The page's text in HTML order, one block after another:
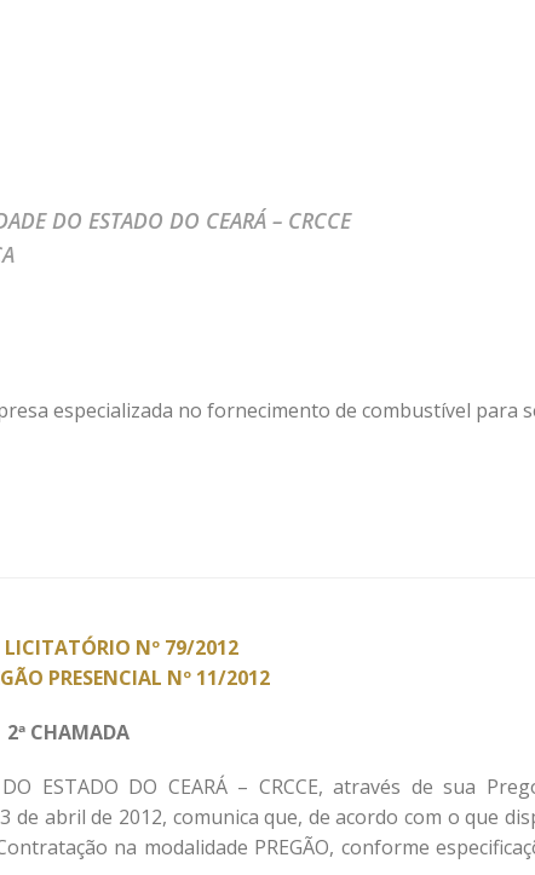
DO ESTADO DO CEARÁ – CRCCE
especializada no fornecimento de combustível para
LICITATÓRIO Nº 79/2012
PRESENCIAL Nº 11/2012
2ª CHAMADA
ESTADO DO CEARÁ – CRCCE, através de sua
de abril de 2012, comunica que, de acordo com o que
na modalidade PREGÃO, conforme